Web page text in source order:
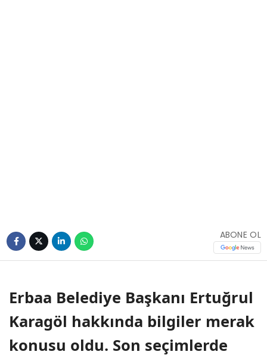
ABONE OL
Erbaa Belediye Başkanı Ertuğrul
Karagöl hakkında bilgiler merak
konusu oldu. Son seçimlerde